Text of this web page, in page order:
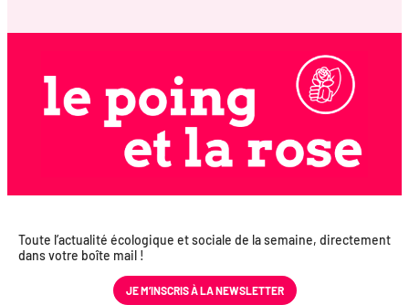
Toute l’actualité éco­lo­gique et sociale de la semaine, direc­te­ment
dans votre boîte mail !
JE M’INS­CRIS À LA NEWSLETTER